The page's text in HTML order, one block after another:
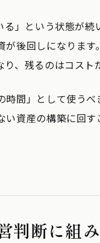
る」という状態が
が後回しになりま
、残るのはコスト
時間」として使う
い資産の構築に回
判断に組